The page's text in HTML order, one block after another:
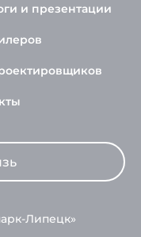
и презентации
Липецк»